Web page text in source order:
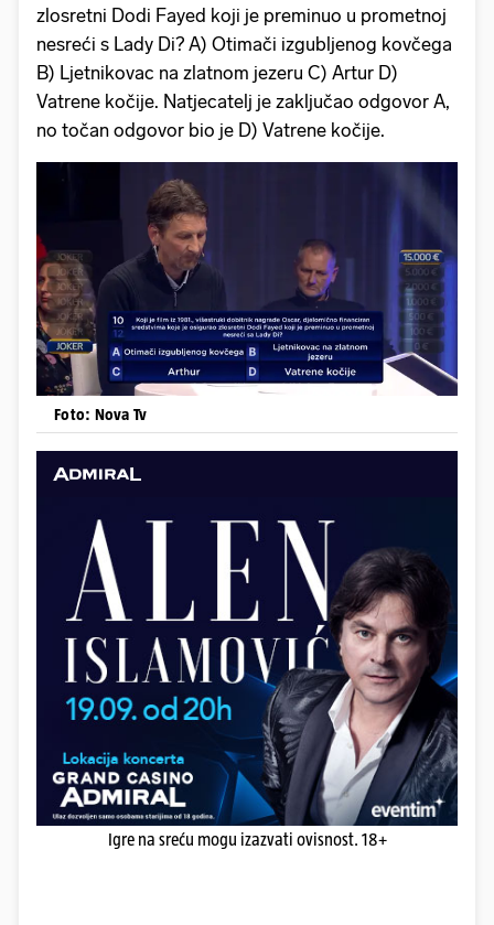
zlosretni Dodi Fayed koji je preminuo u prometnoj
nesreći s Lady Di? A) Otimači izgubljenog kovčega
B) Ljetnikovac na zlatnom jezeru C) Artur D)
Vatrene kočije. Natjecatelj je zaključao odgovor A,
no točan odgovor bio je D) Vatrene kočije.
Foto: Nova Tv
Igre na sreću mogu izazvati ovisnost. 18+